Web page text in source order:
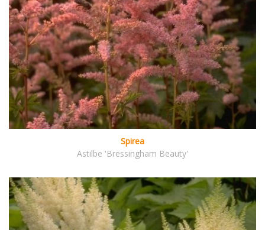
Spirea
Astilbe 'Bressingham Beauty'